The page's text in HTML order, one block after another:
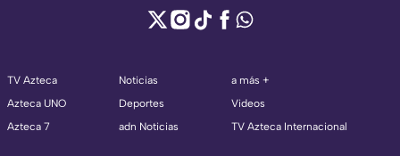
TV Azteca
Azteca UNO
Azteca 7
Noticias
Deportes
adn Noticias
a más +
Videos
TV Azteca Internacional